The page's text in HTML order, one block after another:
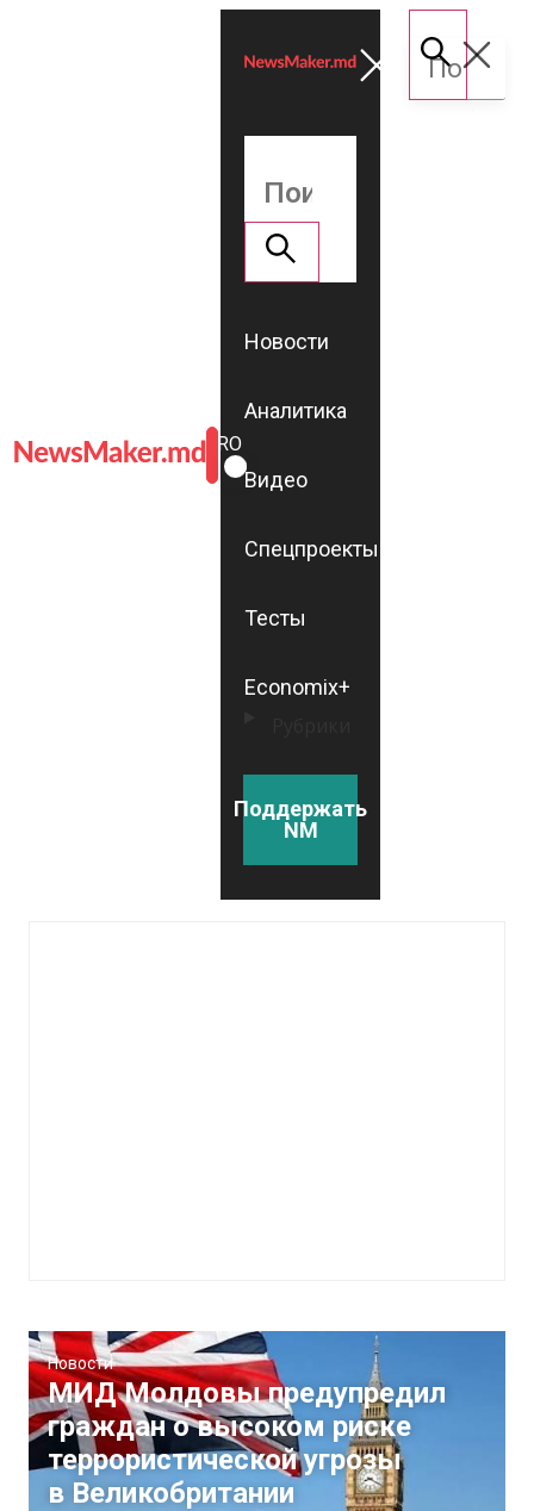
ROMÂNĂ
RU
Новости
Аналитика
Видео
Спецпроекты
Тесты
Economix+
Поддержать
NM
Новости
МИД Молдовы предупредил
граждан о высоком риске
террористической угрозы
в Великобритании